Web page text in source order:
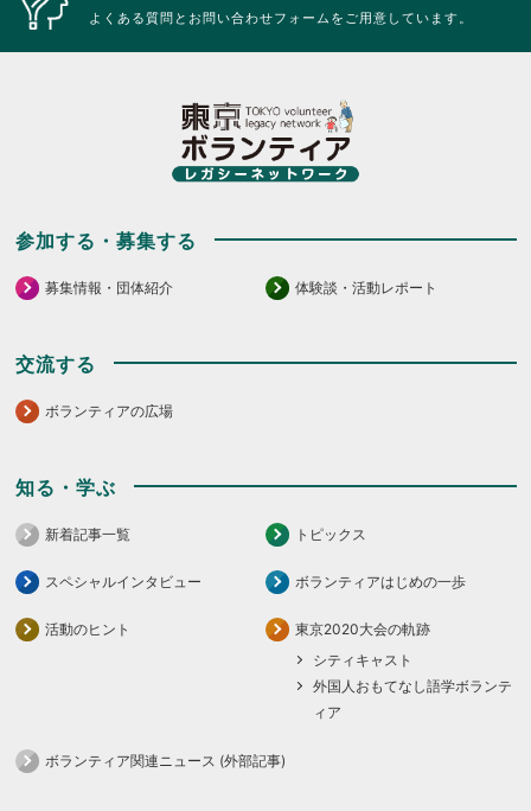
よくある質問とお問い合わせフォームをご用意しています。
参加する・募集する
募集情報・団体紹介 体験談・活動レポート
交流する
ボランティアの広場
知る・学ぶ
新着記事一覧 トピックス
スペシャルインタビュー ボランティアはじめの一歩
活動のヒント
東京2020大会の軌跡
シティキャスト
外国人おもてなし語学ボランテ
ィア
ボランティア関連ニュース (外部記事)